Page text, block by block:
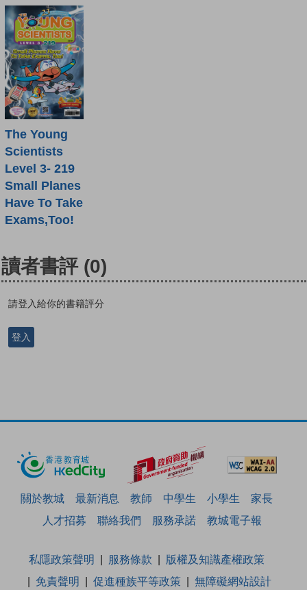
The Young
Scientists
Level 3- 219
Small Planes
Have To Take
Exams,Too!
讀者書評 (0)
請登入給你的書籍評分
登入
關於教城 最新消息 教師 中學生 小學生
家長
人才招募
聯絡我們 服務承諾 教城電子報
私隱政策聲明 服務條款
版權及知識產權政策
免責聲明
促進種族平等政策 無障礙網站設計